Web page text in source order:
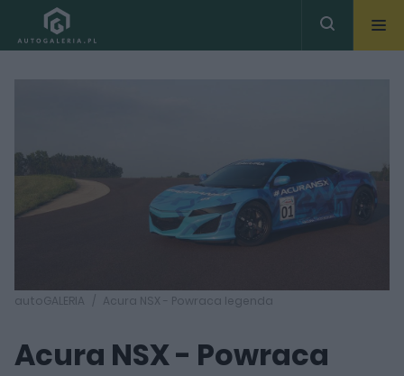
autoGALERIA Acura NSX - Powraca legenda
Acura NSX - Powraca